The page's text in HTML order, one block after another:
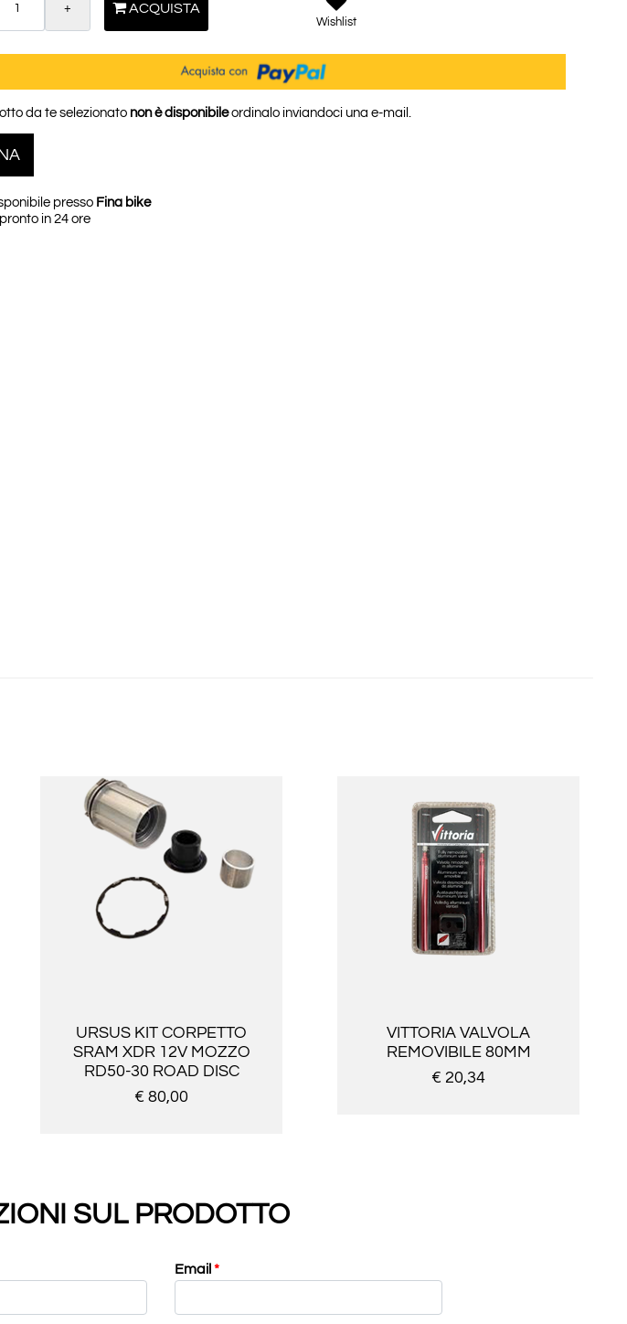
ACQUISTA
Wishlist
da te selezionato non è disponibileordinalo inviandoci una e-mail.
presso Fina bike
in 24 ore
URSUS KIT CORPETTO
SRAM XDR 12V MOZZO
RD50-30 ROAD DISC
€ 80,00
VITTORIA VALVOLA
REMOVIBILE 80MM
€ 20,34
SUL PRODOTTO
Email *